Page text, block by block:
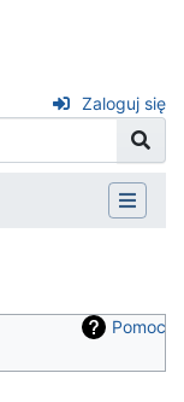
Zaloguj się
Pomoc